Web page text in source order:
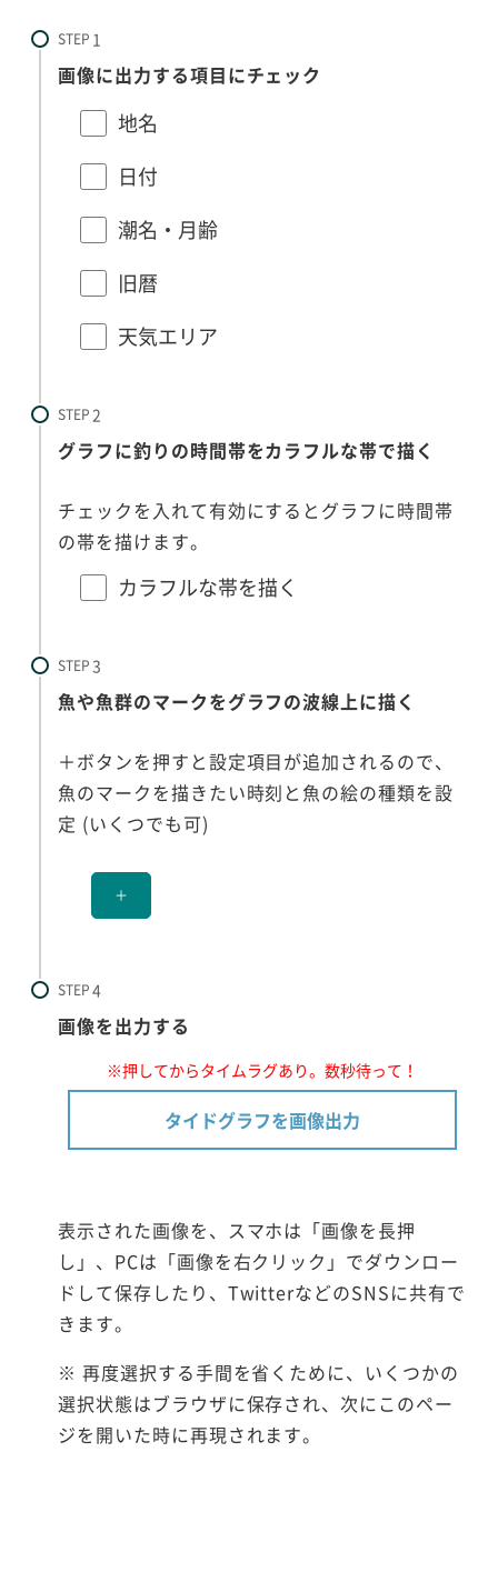
STEP
画像に出力する項目にチェック
地名
日付
潮名・月齢
旧暦
天気エリア
STEP
グラフに釣りの時間帯をカラフルな帯で描く
チェックを入れて有効にするとグラフに時間帯
の帯を描けます。
カラフルな帯を描く
STEP
魚や魚群のマークをグラフの波線上に描く
＋ボタンを押すと設定項目が追加されるので、
魚のマークを描きたい時刻と魚の絵の種類を設
定 (いくつでも可)
＋
STEP
画像を出力する
※押してからタイムラグあり。数秒待って！
タイドグラフを画像出力
表示された画像を、スマホは「画像を長押
し」、PCは「画像を右クリック」でダウンロー
ドして保存したり、TwitterなどのSNSに共有で
きます。
※ 再度選択する手間を省くために、いくつかの
選択状態はブラウザに保存され、次にこのペー
ジを開いた時に再現されます。